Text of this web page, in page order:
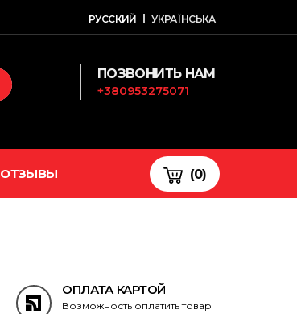
РУССКИЙ УКРАЇНСЬКА
ПОЗВОНИТЬ НАМ
+380953275071
ОТЗЫВЫ (0)
ОПЛАТА КАРТОЙ
Возможность оплатить товар